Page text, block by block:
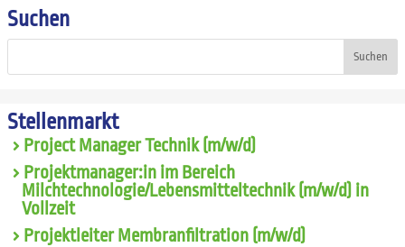
Suchen
Suchen
Stellenmarkt
Project Manager Technik (m/w/d)
Projektmanager:in im Bereich
Milchtechnologie/Lebensmitteltechnik (m/w/d) in
Vollzeit
Projektleiter Membranfiltration (m/w/d)